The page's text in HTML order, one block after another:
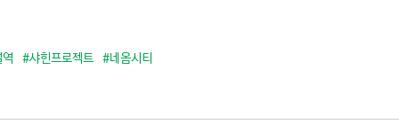
#샤힌프로젝트 #네옴시티